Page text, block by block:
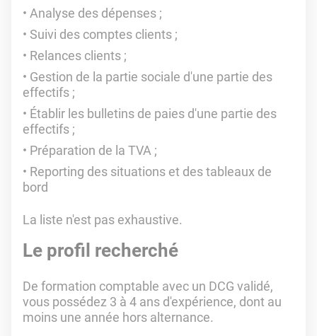
Analyse des dépenses ;
Suivi des comptes clients ;
Relances clients ;
Gestion de la partie sociale d'une partie des
effectifs ;
Établir les bulletins de paies d'une partie des
effectifs ;
Préparation de la TVA ;
Reporting des situations et des tableaux de
bord
La liste n'est pas exhaustive.
Le profil recherché
De formation comptable avec un DCG validé,
vous possédez 3 à 4 ans d'expérience, dont au
moins une année hors alternance.